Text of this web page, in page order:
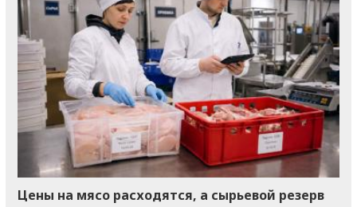
Цены на мясо расходятся, а сырьевой резерв